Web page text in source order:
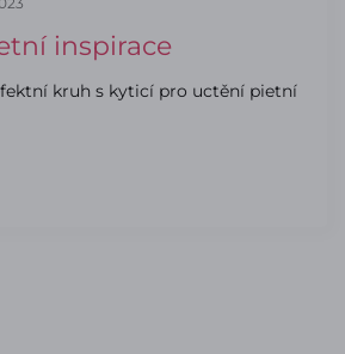
inspirace
kruh s kyticí pro uctění pietní